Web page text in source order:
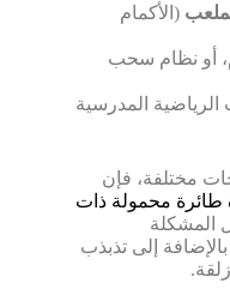
(الأكمام
أو نظام سحب
الرياضية المدرسية
مختلفة، فإن
طائرة محمولة ذات
المشكلة
إلى تذبذب